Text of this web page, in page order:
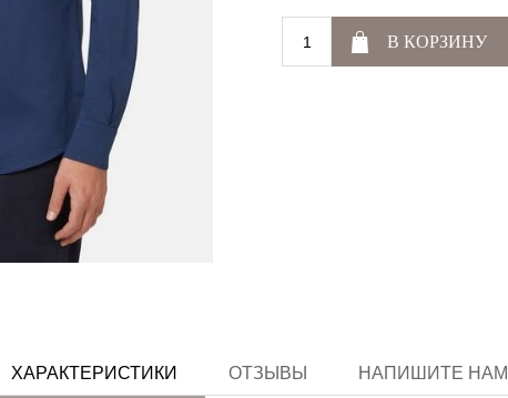
В КОРЗИНУ
ХАРАКТЕРИСТИКИ ОТЗЫВЫ НАПИШИТЕ НАМ